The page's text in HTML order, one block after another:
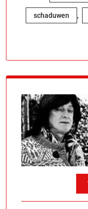
schaduwen ,